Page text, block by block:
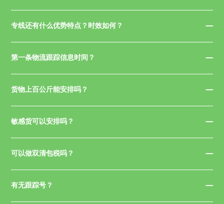
专线还有什么优势特点？时效如何？
第一条物流跟踪信息时间？
货物上百公斤能安排吗？
敏感货可以安排吗？
可以做双清包税吗？
有无跟踪号？